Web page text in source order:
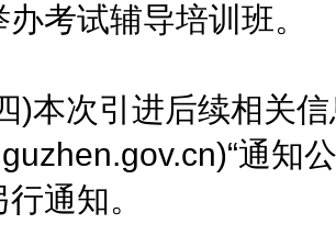
考试辅导培训班。
次引进后续相关信
通知
通知。